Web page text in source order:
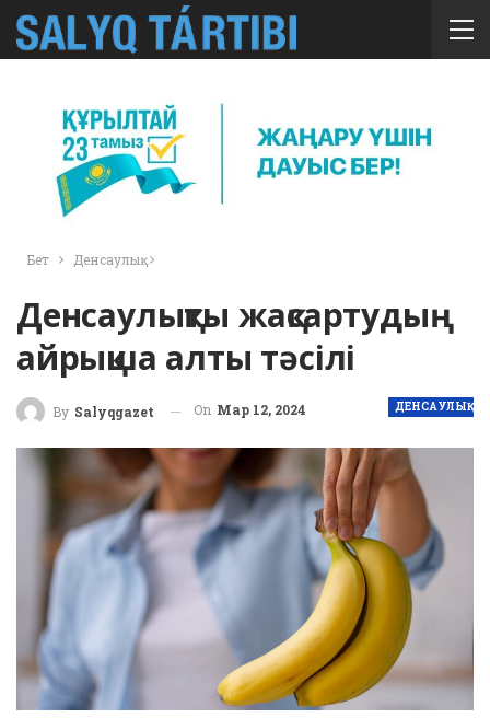
Бет Денсаулық
Денсаулықты жақсартудың
айрықша алты тәсілі
ДЕНСАУЛЫҚ
By Salyqgazet On Мар 12, 2024